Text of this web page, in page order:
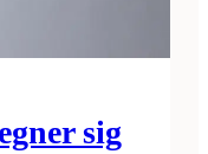
sig